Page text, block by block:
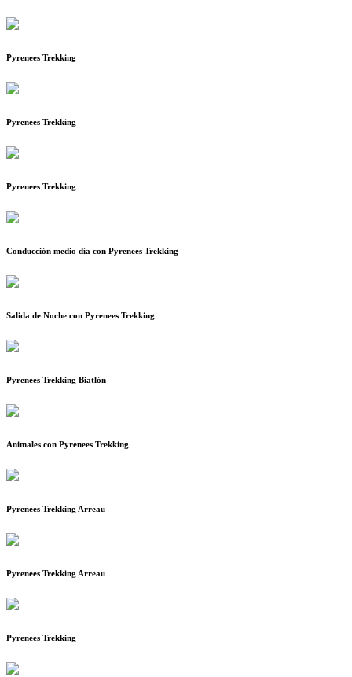
Pyrenees Trekking
Pyrenees Trekking
Pyrenees Trekking
Conducción medio día con Pyrenees Trekking
Salida de Noche con Pyrenees Trekking
Pyrenees Trekking Biatlón
Animales con Pyrenees Trekking
Pyrenees Trekking Arreau
Pyrenees Trekking Arreau
Pyrenees Trekking